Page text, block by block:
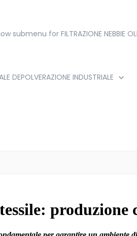
submenu for FILTRAZIONE NEBBIE
DEPOLVERAZIONE INDUSTRIALE
produzione